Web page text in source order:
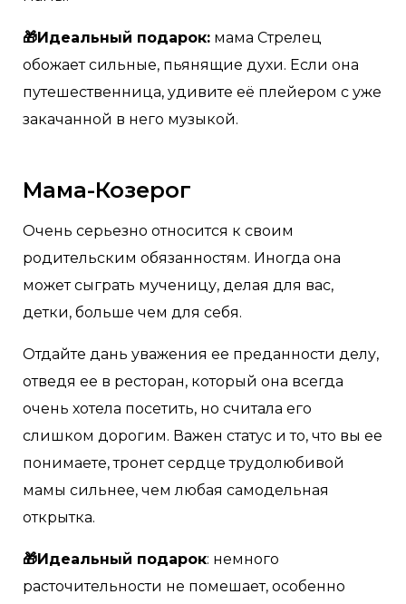
🎁Идеальный подарок: мама Стрелец
обожает сильные, пьянящие духи. Если она
путешественница, удивите её плейером с уже
закачанной в него музыкой.
Мама-Козерог
Очень серьезно относится к своим
родительским обязанностям. Иногда она
может сыграть мученицу, делая для вас,
детки, больше чем для себя.
Отдайте дань уважения ее преданности делу,
отведя ее в ресторан, который она всегда
очень хотела посетить, но считала его
слишком дорогим. Важен статус и то, что вы ее
понимаете, тронет сердце трудолюбивой
мамы сильнее, чем любая самодельная
открытка.
🎁Идеальный подарок: немного
расточительности не помешает, особенно